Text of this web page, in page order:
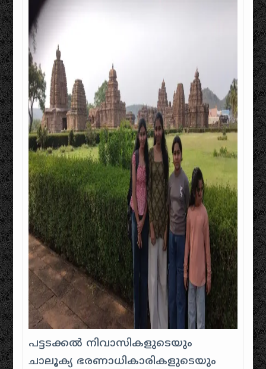
പട്ടടക്കൽ നിവാസികളുടെയും
ചാലൂക്യ ഭരണാധികാരികളുടെയും